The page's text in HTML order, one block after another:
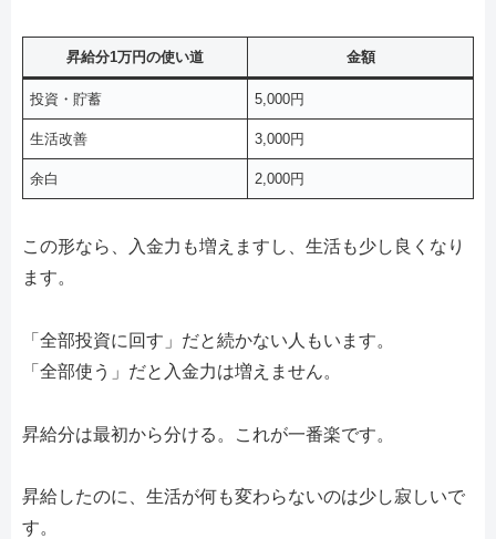
昇給分1万円の使い道 金額
投資・貯蓄 5,000円
生活改善 3,000円
余白 2,000円
この形なら、入金力も増えますし、生活も少し良くなり
ます。
「全部投資に回す」だと続かない人もいます。
「全部使う」だと入金力は増えません。
昇給分は最初から分ける。これが一番楽です。
昇給したのに、生活が何も変わらないのは少し寂しいで
す。